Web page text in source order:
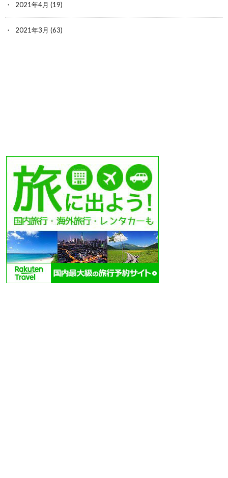
2021年4月 (19)
2021年3月 (63)